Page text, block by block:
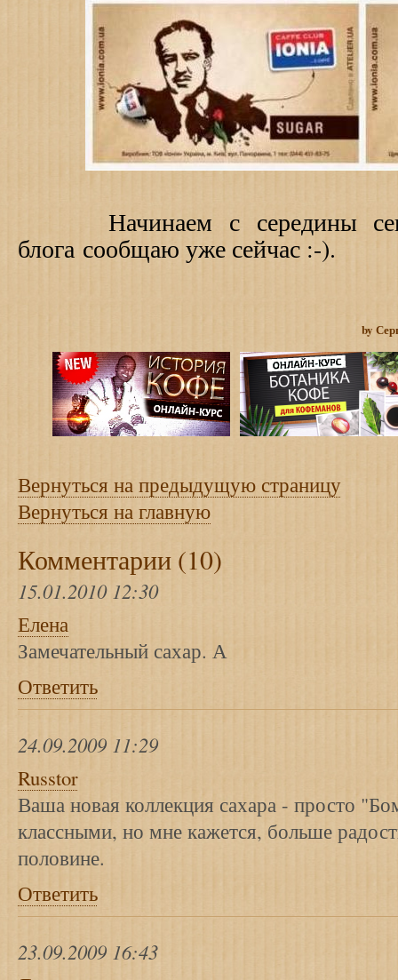
Начинаем с середины
блога сообщаю уже сейчас :-).
by
Вернуться на предыдущую страницу
Вернуться на главную
Комментарии (10)
15.01.2010 12:30
Елена
Замечательный сахар. А
Ответить
24.09.2009 11:29
Russtor
Ваша новая коллекция сахара - просто
классными, но мне кажется, больше
половине.
Ответить
23.09.2009 16:43